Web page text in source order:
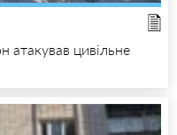
атакував цивільне